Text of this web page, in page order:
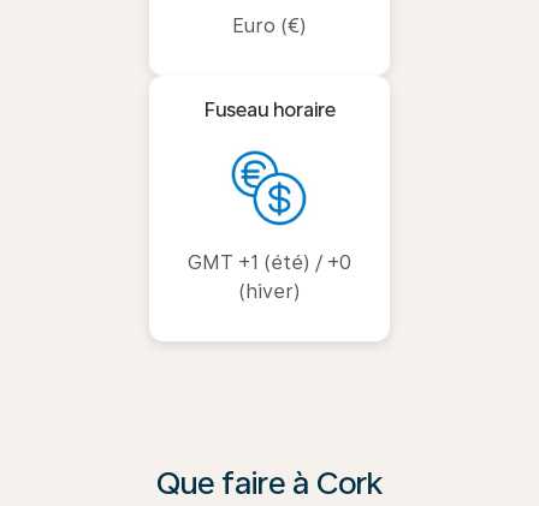
Euro (€)
Fuseau horaire
GMT +1 (été) / +0
(hiver)
Que faire à Cork